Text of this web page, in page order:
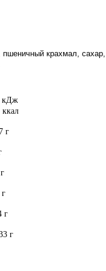
крахмал,